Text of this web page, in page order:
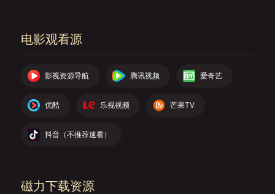
电影观看源
影视资源导航 腾讯视频 爱奇艺
优酷 乐视视频 芒果TV
抖音（不推荐速看）
磁力下载资源